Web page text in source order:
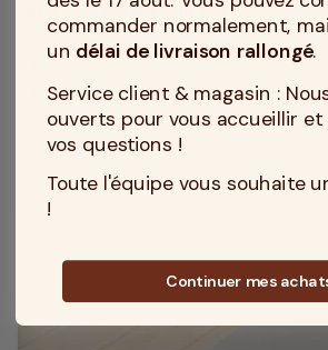
Matelas enfant - 14 cm
Soutien : Ferme
Epaisseur du matelas : 14 cm
Housse (Coutil) : 100% polyester
Prix
Dès 289 €
commander normalement,
un délai de livraison rallongé.
Service client & magasin :
ouverts pour vous accueillir
vos questions !
Toute l'équipe vous souhaite
!
Continuer mes